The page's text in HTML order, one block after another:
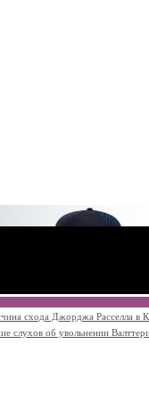
схода Джорджа Расселла в
слухов об увольнении